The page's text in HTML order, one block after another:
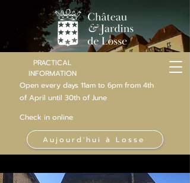
PRACTICAL
INFORMATION
Open every days 11am to 6pm from 4th
of April until 30th of June
Check in online
Aujourd'hui à Losse